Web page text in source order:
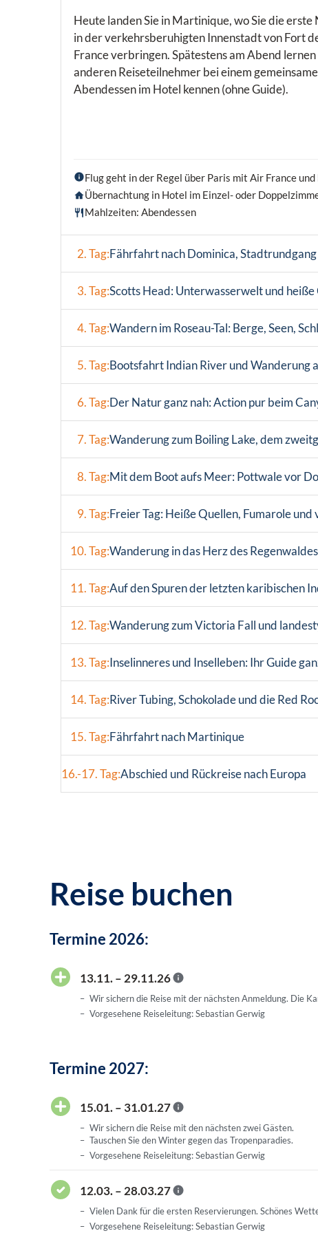
Heute landen Sie in Martinique, wo Sie die erste
in der verkehrsberuhigten Innenstadt von Fort
France verbringen. Spätestens am Abend lernen
anderen Reiseteilnehmer bei einem
Abendessen im Hotel kennen (ohne Guide).
Flug geht in der Regel über Paris mit Air France
Übernachtung in Hotel im Einzel- oder
Mahlzeiten: Abendessen
2. Tag:Fährfahrt nach Dominica,
3. Tag:Scotts Head: Unterwasserwelt und
4. Tag:Wandern im Roseau-Tal: Berge, Seen,
5. Tag:Bootsfahrt Indian River und Wanderung
6. Tag:Der Natur ganz nah: Action pur beim
7. Tag:Wanderung zum Boiling Lake, dem
8. Tag:Mit dem Boot aufs Meer: Pottwale vor
9. Tag:Freier Tag: Heiße Quellen, Fumarole und
10. Tag:Wanderung in das Herz des
11. Tag:Auf den Spuren der letzten karibischen
12. Tag:Wanderung zum Victoria Fall und
13. Tag:Inselinneres und Inselleben: Ihr Guide
14. Tag:River Tubing, Schokolade und die Red
15. Tag:Fährfahrt nach Martinique
16.-17. Tag:Abschied und Rückreise nach Europa
Reise buchen
Termine 2026:
13.11. – 29.11.26
Wir sichern die Reise mit der nächsten Anmeldung. Die
Vorgesehene Reiseleitung: Sebastian Gerwig
Termine 2027:
15.01. – 31.01.27
Wir sichern die Reise mit den nächsten zwei Gästen.
Tauschen Sie den Winter gegen das Tropenparadies.
Vorgesehene Reiseleitung: Sebastian Gerwig
12.03. – 28.03.27
Vielen Dank für die ersten Reservierungen. Schönes
Vorgesehene Reiseleitung: Sebastian Gerwig